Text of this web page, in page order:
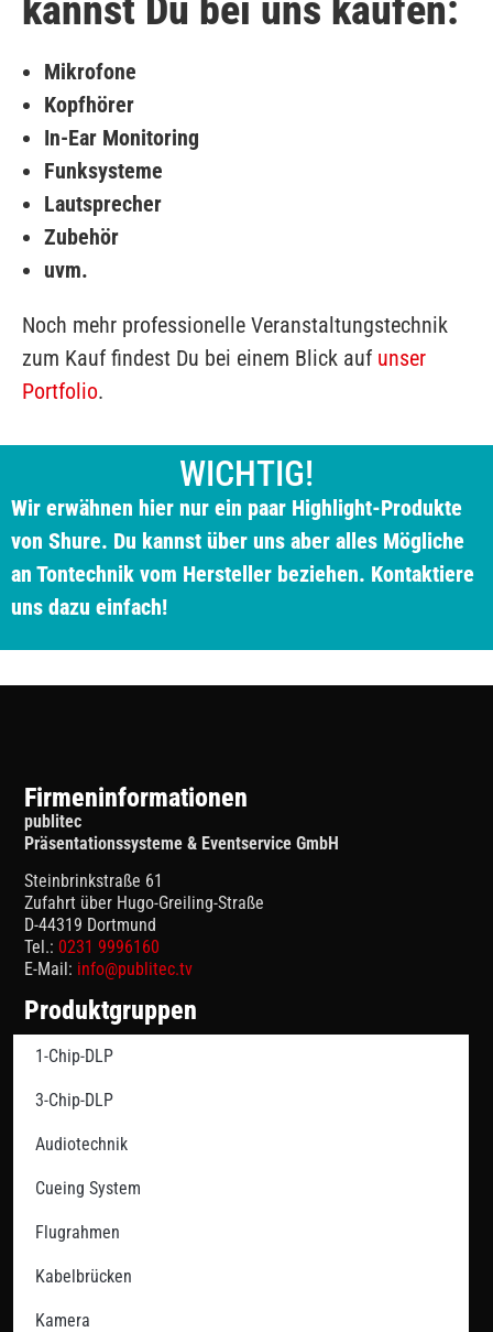
Mikrofone
Kopfhörer
In-Ear Monitoring
Funksysteme
Lautsprecher
Zubehör
uvm.
Noch mehr professionelle Veranstaltungstechnik
zum Kauf findest Du bei einem Blick auf unser
Portfolio.
WICHTIG!
Wir erwähnen hier nur ein paar Highlight-Produkte
von Shure. Du kannst über uns aber alles Mögliche
an Tontechnik vom Hersteller beziehen. Kontaktiere
uns dazu einfach!
Firmeninformationen
publitec
Präsentationssysteme & Eventservice GmbH
Steinbrinkstraße 61
Zufahrt über Hugo-Greiling-Straße
D-44319 Dortmund
Tel.: 0231 9996160
E-Mail: info@publitec.tv
Produktgruppen
1-Chip-DLP
3-Chip-DLP
Audiotechnik
Cueing System
Flugrahmen
Kabelbrücken
Kamera